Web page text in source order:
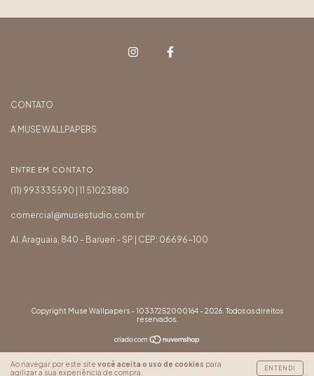
Ao navegar por este site você aceita o uso de cookies para
agilizar a sua experiência de compra.
ENTENDI
CONTATO
A MUSE WALLPAPERS
ENTRE EM CONTATO
(11) 993335590 | 11 51023880
comercial@musestudio.com.br
Al. Araguaia, 840 - Barueri - SP | CEP: 06696-100
Copyright Muse Wallpapers - 10337252000164 - 2026. Todos os direitos
reservados.